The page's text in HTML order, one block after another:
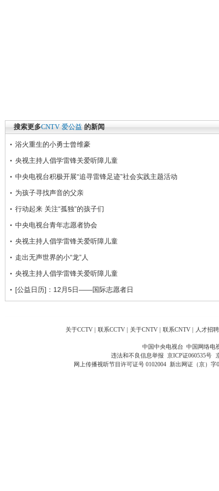
搜索更多CNTV 爱公益 的新闻
浴火重生的小勇士曾维豪
央视主持人倡学雷锋关爱听障儿童
中央电视台积极开展“追寻雷锋足迹”社会实践主题活动
为孩子寻找声音的父亲
行动起来 关注“孤独”的孩子们
中央电视台青年志愿者协会
央视主持人倡学雷锋关爱听障儿童
走出无声世界的小“龙”人
央视主持人倡学雷锋关爱听障儿童
[公益日历]：12月5日——国际志愿者日
关于CCTV | 联系CCTV | 关于CNTV | 联系CNTV | 人才招聘
中国中央电视台 中国网络电
违法和不良信息举报 京ICP证060535号
网上传播视听节目许可证号 0102004 新出网证（京）